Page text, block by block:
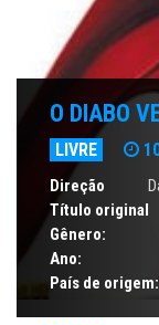
O DIABO
LIVRE
Direção
Título original
Gênero:
Ano:
País de origem: